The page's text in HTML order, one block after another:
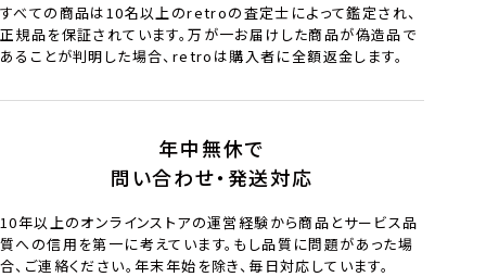
すべての商品は10名以上のretroの査定士によって鑑定され、
正規品を保証されています。万が一お届けした商品が偽造品で
あることが判明した場合、retroは購入者に全額返金します。
年中無休で
問い合わせ・発送対応
10年以上のオンラインストアの運営経験から商品とサービス品
質への信用を第一に考えています。もし品質に問題があった場
合、ご連絡ください。年末年始を除き、毎日対応しています。